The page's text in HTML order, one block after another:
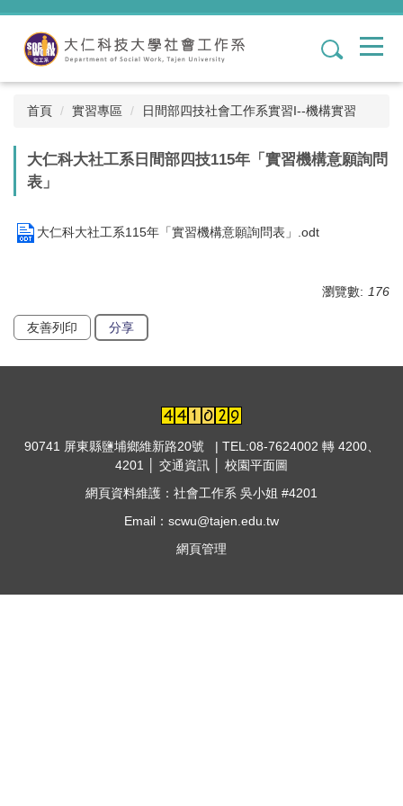
跳
內
1
首頁 實習專區 日間部四技社會工作系實習I--機構實習
大仁科大社工系日間部四技115年「實習機構意願詢問
表」
大仁科大社工系115年「實習機構意願詢問表」.odt
瀏覽數: 176
友善列印 分享
90741 屏東縣鹽埔鄉維新路20號 | TEL:08-7624002 轉 4200、
4201 │ 交通資訊
校園平面圖
網頁資料維護：社會工作系 吳小姐 #4201
Email：scwu@tajen.edu.tw
網頁管理